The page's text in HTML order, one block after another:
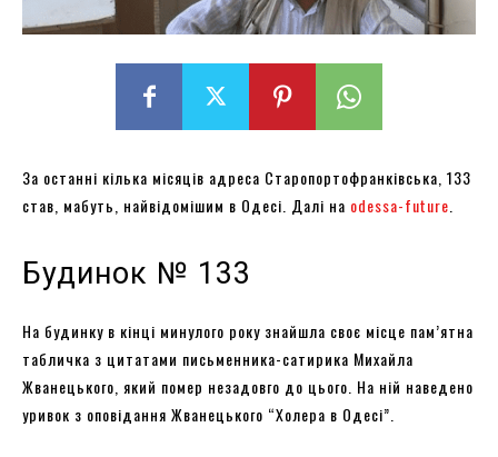
За останні кілька місяців адреса Старопортофранківська, 133
став, мабуть, найвідомішим в Одесі. Далі на odessa-future
Будинок № 133
На будинку в кінці минулого року знайшла своє місце пам’ятна
табличка з цитатами письменника-сатирика Михайла
Жванецького, який помер незадовго до цього. На ній наведено
уривок з оповідання Жванецького “Холера в Одесі”.